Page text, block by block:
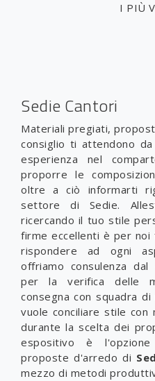
I PIÙ
Sedie Cantori
Materiali pregiati,
consiglio ti attendono
esperienza nel
proporre le
oltre a ciò informarti
settore di Sedie.
ricercando il tuo stile
firme eccellenti è per noi
rispondere ad ogni
offriamo consulenza
per la verifica delle
consegna con squadra
vuole conciliare stile con
durante la scelta dei
espositivo è
proposte d'arredo di
mezzo di metodi